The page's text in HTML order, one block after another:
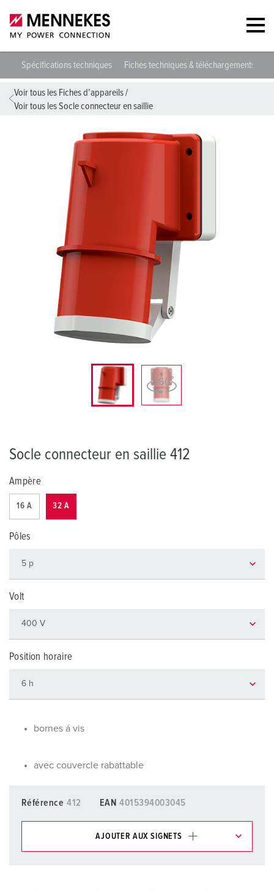
Spécifications techniques Fiches techniques & téléchargements
Voir tous les Fiches d’appareils/
Voir tous les Socle connecteur en saillie
Socle connecteur en saillie 412
Ampère
16 A 32 A
Pôles
Volt
Position horaire
bornes á vis
avec couvercle rabattable
Référence 412 EAN 4015394003045
AJOUTER AUX SIGNETS